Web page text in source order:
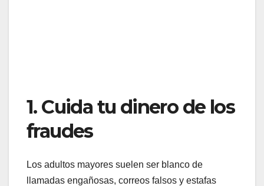
1. Cuida tu dinero de los
fraudes
Los adultos mayores suelen ser blanco de
llamadas engañosas, correos falsos y estafas